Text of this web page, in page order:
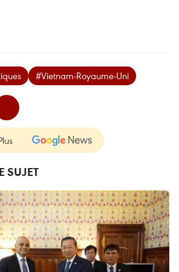
#Vietnam-Royaume-Uni
SUJET